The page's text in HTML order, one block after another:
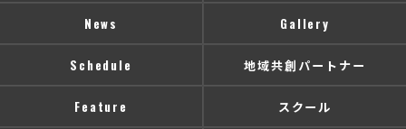
News Gallery
Schedule 地域共創パートナー
Feature スクール